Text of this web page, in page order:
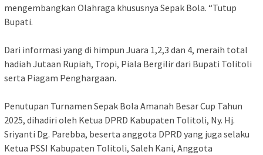
mengembangkan Olahraga khususnya Sepak Bola. “Tutup
Bupati.
Dari informasi yang di himpun Juara 1,2,3 dan 4, meraih total
hadiah Jutaan Rupiah, Tropi, Piala Bergilir dari Bupati Tolitoli
serta Piagam Penghargaan.
Penutupan Turnamen Sepak Bola Amanah Besar Cup Tahun
2025, dihadiri oleh Ketua DPRD Kabupaten Tolitoli, Ny. Hj.
Sriyanti Dg. Parebba, beserta anggota DPRD yang juga selaku
Ketua PSSI Kabupaten Tolitoli, Saleh Kani, Anggota